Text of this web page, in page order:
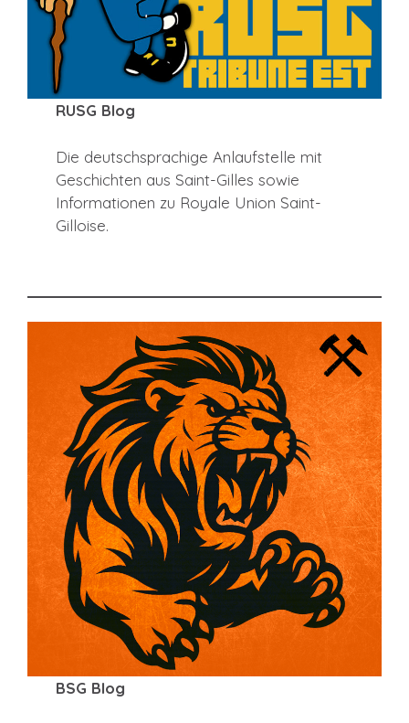
RUSG Blog
Die deutschsprachige Anlaufstelle mit
Geschichten aus Saint-Gilles sowie
Informationen zu Royale Union Saint-
Gilloise.
BSG Blog